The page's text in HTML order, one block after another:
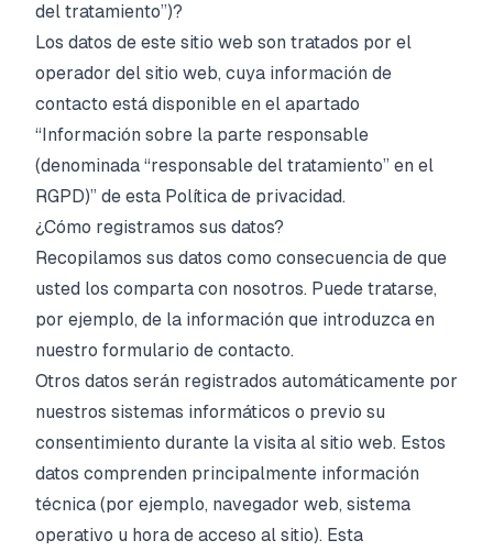
del tratamiento”)?
Los datos de este sitio web son tratados por el
operador del sitio web, cuya información de
contacto está disponible en el apartado
“Información sobre la parte responsable
(denominada “responsable del tratamiento” en el
RGPD)” de esta Política de privacidad.
¿Cómo registramos sus datos?
Recopilamos sus datos como consecuencia de que
usted los comparta con nosotros. Puede tratarse,
por ejemplo, de la información que introduzca en
nuestro formulario de contacto.
Otros datos serán registrados automáticamente por
nuestros sistemas informáticos o previo su
consentimiento durante la visita al sitio web. Estos
datos comprenden principalmente información
técnica (por ejemplo, navegador web, sistema
operativo u hora de acceso al sitio). Esta